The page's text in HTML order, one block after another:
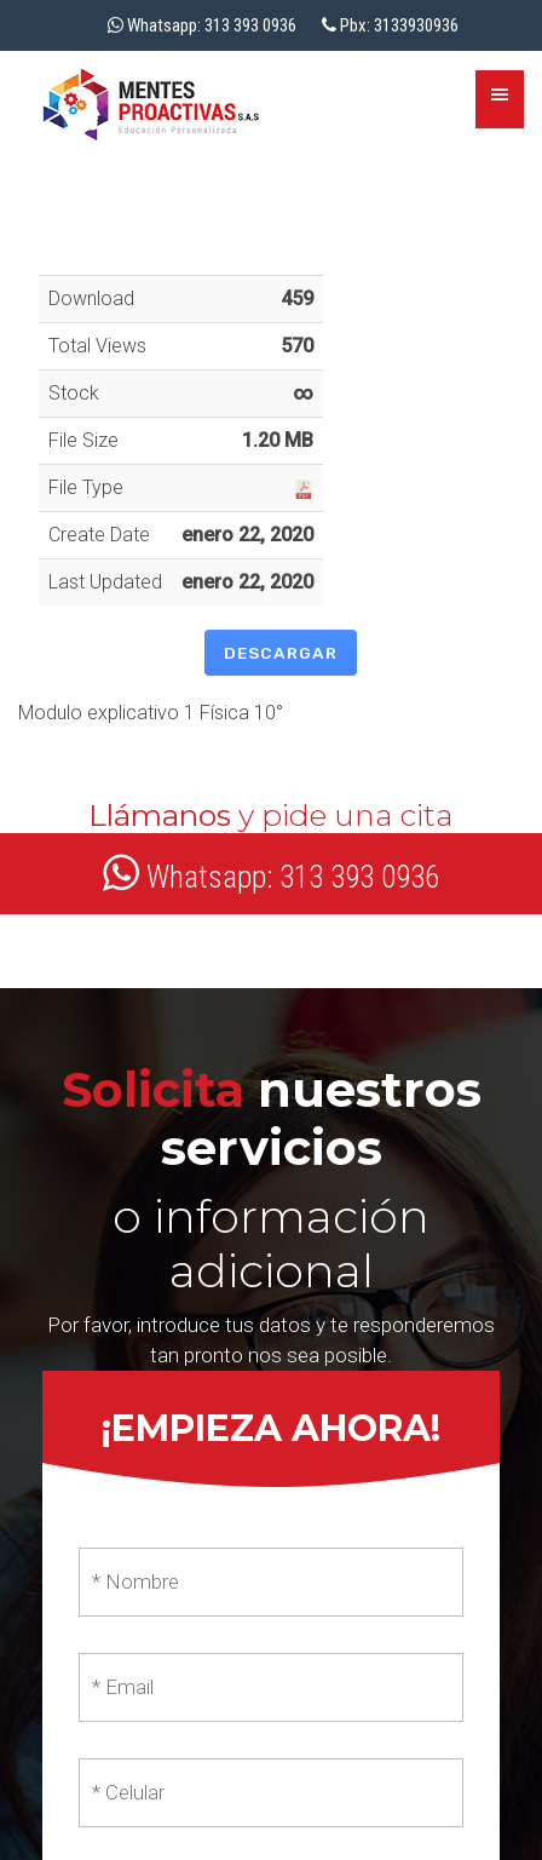
Whatsapp: 313 393 0936 Pbx: 3133930936
Download 459
Total Views 570
Stock ∞
File Size 1.20 MB
File Type
Create Date enero 22, 2020
Last Updated enero 22, 2020
DESCARGAR
Modulo explicativo 1 Física 10°
Llámanos y pide una cita
Whatsapp: 313 393 0936
Solicitanuestros
servicios
o información
adicional
Por favor, introduce tus datos y te responderemos
tan pronto nos sea posible.
¡EMPIEZA AHORA!